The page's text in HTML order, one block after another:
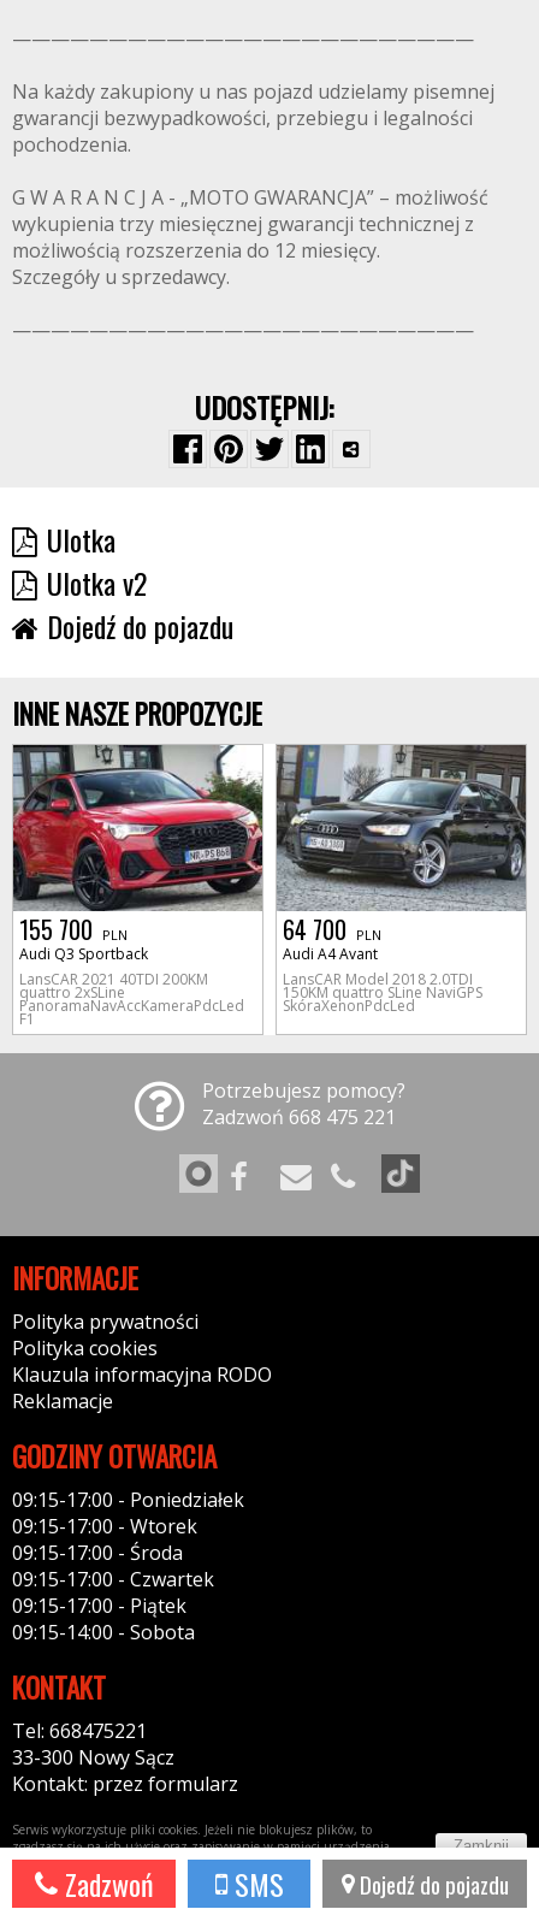
Zadzwoń SMS Dojedź do pojazdu
————————————————————————
Na każdy zakupiony u nas pojazd udzielamy pisemnej
gwarancji bezwypadkowości, przebiegu i legalności
pochodzenia.
G W A R A N C J A - „MOTO GWARANCJA” – możliwość
wykupienia trzy miesięcznej gwarancji technicznej z
możliwością rozszerzenia do 12 miesięcy.
Szczegóły u sprzedawcy.
————————————————————————
UDOSTĘPNIJ:
Ulotka
Ulotka v2
Dojedź do pojazdu
INNE NASZE PROPOZYCJE
155 700 PLN
Audi Q3 Sportback
LansCAR 2021 40TDI 200KM
quattro 2xSLine
PanoramaNavAccKameraPdcLed
F1
64 700 PLN
Audi A4 Avant
LansCAR Model 2018 2.0TDI
150KM quattro SLine NaviGPS
SkóraXenonPdcLed
Potrzebujesz pomocy?
Zadzwoń 668 475 221
INFORMACJE
Polityka prywatności
Polityka cookies
Klauzula informacyjna RODO
Reklamacje
GODZINY OTWARCIA
09:15-17:00 - Poniedziałek
09:15-17:00 - Wtorek
09:15-17:00 - Środa
09:15-17:00 - Czwartek
09:15-17:00 - Piątek
09:15-14:00 - Sobota
KONTAKT
Tel: 668475221
33-300 Nowy Sącz
Kontakt: przez formularz
Serwis wykorzystuje pliki cookies. Jeżeli nie blokujesz plików, to
zgadzasz się na ich użycie oraz zapisywanie w pamięci urządzenia.
Więcej informacji wpolityce prywatności
Zamknij
Potrzebujesz taki portal? Napisz do nas! 44fox.com